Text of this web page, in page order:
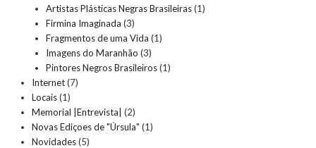
Artistas Plásticas Negras Brasileiras(1)
Firmina Imaginada (3)
Fragmentos de uma Vida (1)
Imagens do Maranhão (3)
Pintores Negros Brasileiros(1)
Internet(7)
Locais(1)
Memorial |Entrevista| (2)
Novas Ediçoes de "Úrsula" (1)
Novidades(5)